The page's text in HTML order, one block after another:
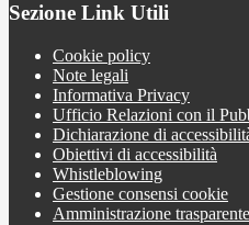
Sezione Link Utili
Cookie policy
Note legali
Informativa Privacy
Ufficio Relazioni con il
Dichiarazione di
Obiettivi di accessibilità
Whistleblowing
Gestione consensi cookie
Amministrazione trasparente